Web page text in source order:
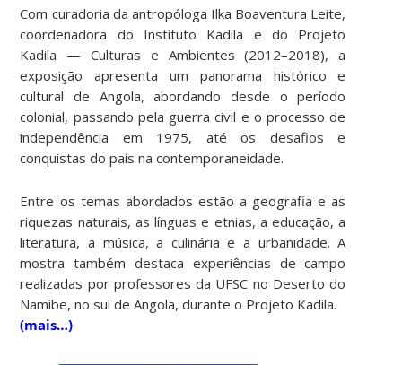
Com curadoria da antropóloga Ilka Boaventura Leite,
coordenadora do Instituto Kadila e do Projeto
Kadila — Culturas e Ambientes (2012–2018), a
exposição apresenta um panorama histórico e
cultural de Angola, abordando desde o período
colonial, passando pela guerra civil e o processo de
independência em 1975, até os desafios e
conquistas do país na contemporaneidade.
Entre os temas abordados estão a geografia e as
riquezas naturais, as línguas e etnias, a educação, a
literatura, a música, a culinária e a urbanidade. A
mostra também destaca experiências de campo
realizadas por professores da UFSC no Deserto do
Namibe, no sul de Angola, durante o Projeto Kadila.
(mais…)